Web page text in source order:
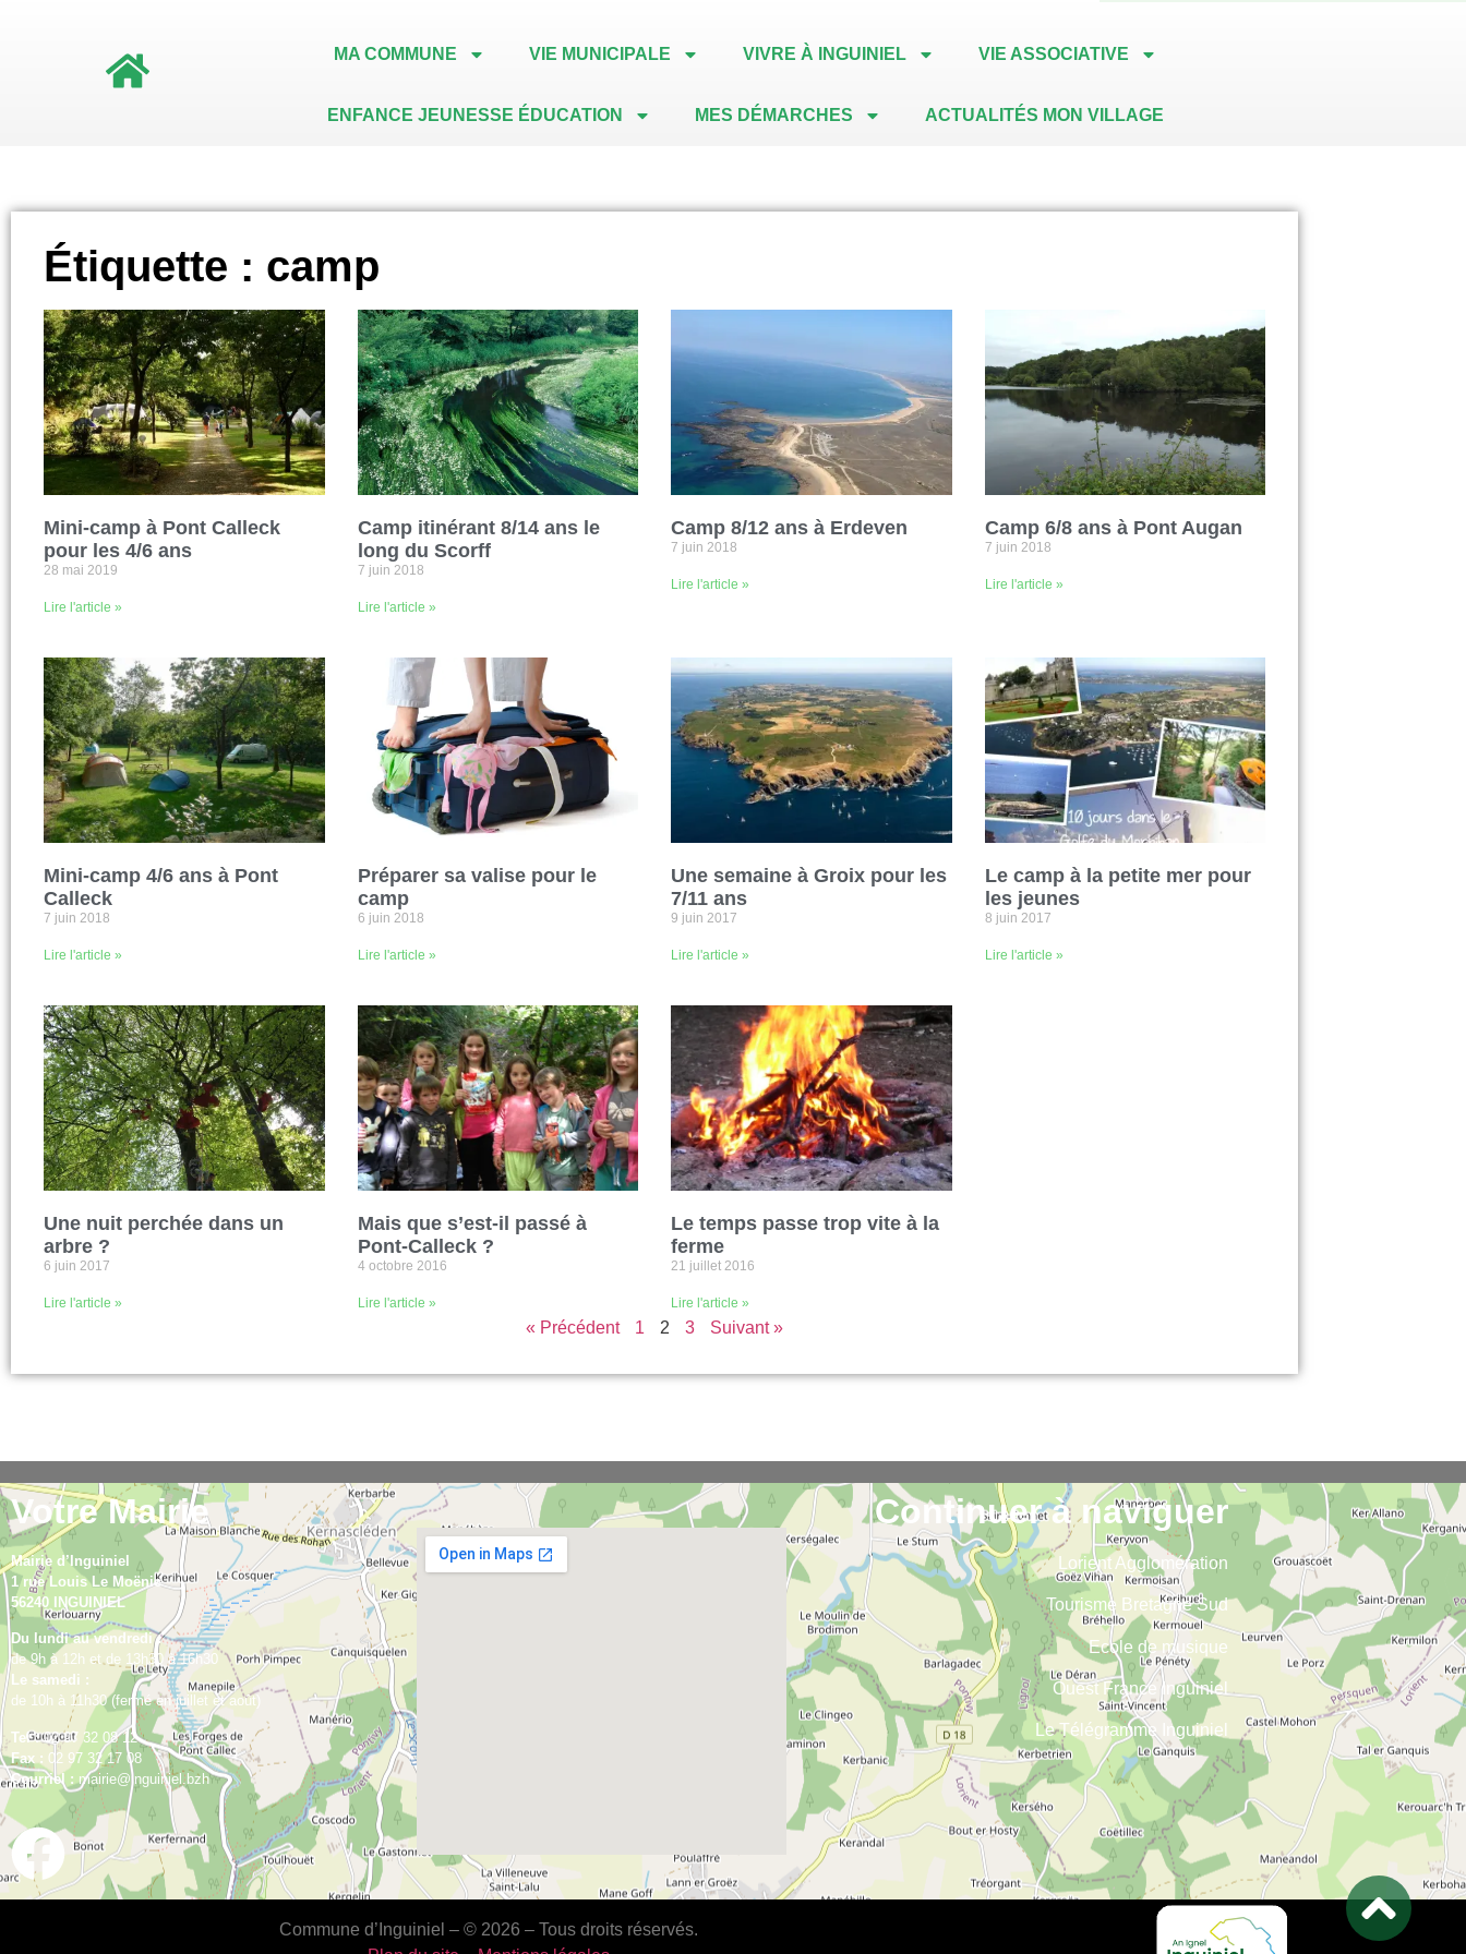
MA COMMUNE VIE MUNICIPALE VIVRE À INGUINIEL VIE ASSOCIATIVE
ENFANCE JEUNESSE ÉDUCATION MES DÉMARCHES ACTUALITÉS MON VILLAGE
Étiquette : camp
Mini-camp à Pont Calleck
pour les 4/6 ans
28 mai 2019
Lire l'article »
Camp itinérant 8/14 ans le
long du Scorff
7 juin 2018
Lire l'article »
Camp 8/12 ans à Erdeven
7 juin 2018
Lire l'article »
Camp 6/8 ans à Pont Augan
7 juin 2018
Lire l'article »
Mini-camp 4/6 ans à Pont
Calleck
7 juin 2018
Lire l'article »
Préparer sa valise pour le
camp
6 juin 2018
Lire l'article »
Une semaine à Groix pour les
7/11 ans
9 juin 2017
Lire l'article »
Le camp à la petite mer pour
les jeunes
8 juin 2017
Lire l'article »
Une nuit perchée dans un
arbre ?
6 juin 2017
Lire l'article »
Mais que s’est-il passé à
Pont-Calleck ?
4 octobre 2016
Lire l'article »
Le temps passe trop vite à la
ferme
21 juillet 2016
Lire l'article »
« Précédent 1 2 3 Suivant »
Votre Mairie
Mairie d’Inguiniel
1 rue Louis Le Moënic
56240 INGUINIEL
Du lundi au vendredi :
de 9h à 12h et de 13h30 à 16h30
Le samedi :
de 10h à 11h30 (fermé en juillet et août)
Tel :02 97 32 08 12
Fax : 02 97 32 17 08
Courriel : mairie@inguiniel.bzh
Continuer à naviguer
Lorient Agglomération
Tourisme Bretagne Sud
Ecole de musique
Ouest France Inguiniel
Le Télégramme Inguiniel
Commune d’Inguiniel – © 2026 – Tous droits réservés.